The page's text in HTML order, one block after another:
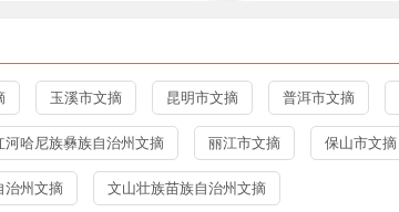
玉溪市文摘 昆明市文摘 普洱市文摘
河哈尼族彝族自治州文摘 丽江市文摘 保山市文摘
治州文摘 文山壮族苗族自治州文摘